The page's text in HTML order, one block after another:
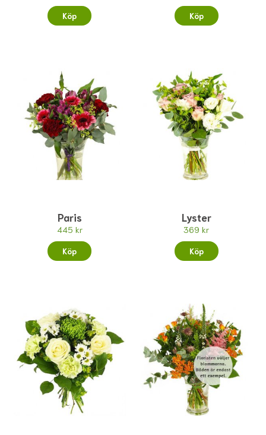
Köp Köp
Paris
445 kr
Köp
Lyster
369 kr
Köp